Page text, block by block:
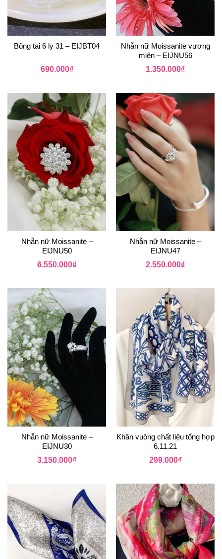
Bông tai 6 ly 31 – EIJBT04
690.000₫
Nhẫn nữ Moissanite vương
miện – EIJNU56
1.350.000₫
Nhẫn nữ Moissanite –
EIJNU50
6.550.000₫
Nhẫn nữ Moissanite –
EIJNU47
2.550.000₫
Nhẫn nữ Moissanite –
EIJNU30
3.150.000₫
Khăn vuông chất liệu tổng hợp
6.11.21
299.000₫